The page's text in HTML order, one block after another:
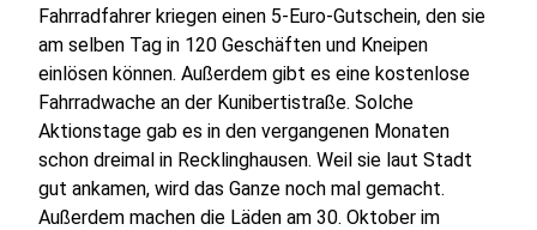
Fahrradfahrer kriegen einen 5-Euro-Gutschein, den sie
am selben Tag in 120 Geschäften und Kneipen
einlösen können. Außerdem gibt es eine kostenlose
Fahrradwache an der Kunibertistraße. Solche
Aktionstage gab es in den vergangenen Monaten
schon dreimal in Recklinghausen. Weil sie laut Stadt
gut ankamen, wird das Ganze noch mal gemacht.
Außerdem machen die Läden am 30. Oktober im